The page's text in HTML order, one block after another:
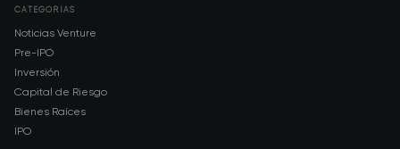
CATEGORÍAS
Noticias Venture
Pre-IPO
Inversión
Capital de Riesgo
Bienes Raíces
IPO